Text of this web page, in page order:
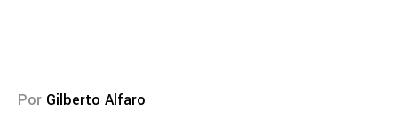
Por Gilberto Alfaro